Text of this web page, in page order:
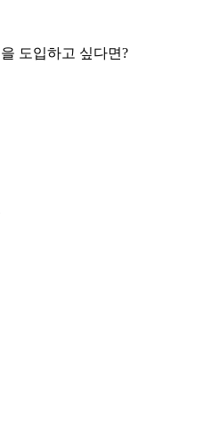
을 도입하고 싶다면?